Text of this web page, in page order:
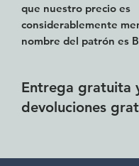
que nuestro precio es
considerablemente
nombre del patrón es
Entrega gratuita
devoluciones
Lago hasta El